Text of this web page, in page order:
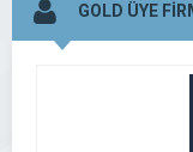
GOLD ÜYE